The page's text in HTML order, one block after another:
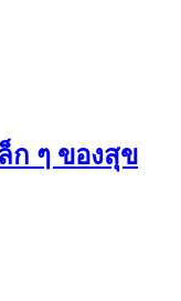
ก ๆ ของสุข